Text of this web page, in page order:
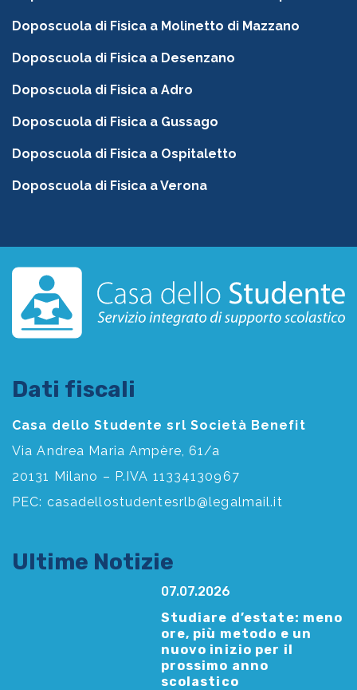
Doposcuola di Fisica a Molinetto di Mazzano
Doposcuola di Fisica a Desenzano
Doposcuola di Fisica a Adro
Doposcuola di Fisica a Gussago
Doposcuola di Fisica a Ospitaletto
Doposcuola di Fisica a Verona
Dati fiscali
Casa dello Studente srl Società Benefit
Via Andrea Maria Ampère, 61/a
20131 Milano – P.IVA 11334130967
PEC: casadellostudentesrlb@legalmail.it
Ultime Notizie
07.07.2026
Studiare d’estate: meno
ore, più metodo e un
nuovo inizio per il
prossimo anno
scolastico